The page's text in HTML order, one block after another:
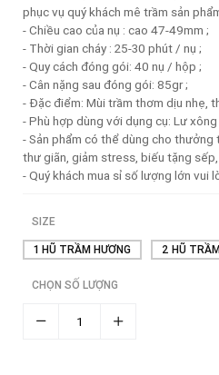
phục vụ quý khách mê trầm sản
- Chiều cao của nụ : cao 47-49mm ;
- Thời gian cháy : 25-30 phút / nụ ;
- Quy cách đóng gói: 40 nụ / hộp ;
- Cân nặng sau đóng gói: 85gr ;
- Đặc điểm: Mùi trầm thơm dịu nhẹ,
- Phù hợp dùng với dụng cụ: Lư
- Sản phẩm có thể dùng cho
thư giãn, giảm stress, biếu tặng
- Quý khách mua sỉ số lượng lớn vui
SIZE
1 HŨ TRẦM HƯƠNG 2 HŨ
CHỌN SỐ LƯỢNG